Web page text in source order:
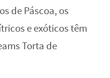
de Páscoa, os
e exóticos têm
Torta de